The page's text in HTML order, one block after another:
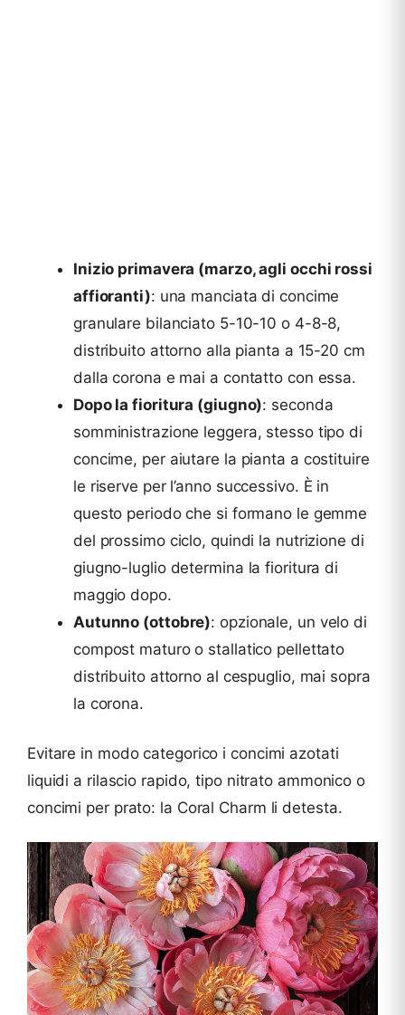
Inizio primavera (marzo, agli occhi rossi
affioranti): una manciata di concime
granulare bilanciato 5-10-10 o 4-8-8,
distribuito attorno alla pianta a 15-20 cm
dalla corona e mai a contatto con essa.
Dopo la fioritura (giugno): seconda
somministrazione leggera, stesso tipo di
concime, per aiutare la pianta a costituire
le riserve per l’anno successivo. È in
questo periodo che si formano le gemme
del prossimo ciclo, quindi la nutrizione di
giugno-luglio determina la fioritura di
maggio dopo.
Autunno (ottobre): opzionale, un velo di
compost maturo o stallatico pellettato
distribuito attorno al cespuglio, mai sopra
la corona.
Evitare in modo categorico i concimi azotati
liquidi a rilascio rapido, tipo nitrato ammonico o
concimi per prato: la Coral Charm li detesta.